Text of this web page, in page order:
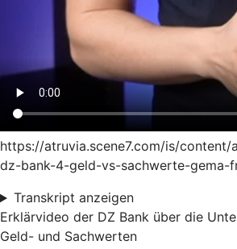
https://atruvia.scene7.com/is/
dz-bank-4-geld-vs-sachwerte-gema-
Transkript anzeigen
Erklärvideo der DZ Bank über die
Geld- und Sachwerten